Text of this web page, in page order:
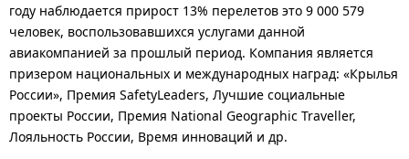
году наблюдается прирост 13% перелетов это 9 000 579
человек, воспользовавшихся услугами данной
авиакомпанией за прошлый период. Компания является
призером национальных и международных наград: «Крылья
России», Премия SafetyLeaders, Лучшие социальные
проекты России, Премия National Geographic Traveller,
Лояльность России, Время инноваций и др.